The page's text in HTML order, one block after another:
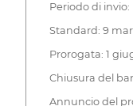
Periodo di invio:
Standard: 9
Prorogata: 1
Chiusura del
Annuncio del